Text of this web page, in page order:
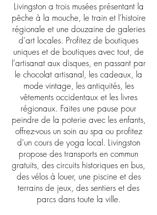
Livingston a trois musées présentant la
pêche à la mouche, le train et l'histoire
régionale et une douzaine de galeries
d'art locales. Profitez de boutiques
uniques et de boutiques avec tout, de
l'artisanat aux disques, en passant par
le chocolat artisanal, les cadeaux, la
mode vintage, les antiquités, les
vêtements occidentaux et les livres
régionaux. Faites une pause pour
peindre de la poterie avec les enfants,
offrez-vous un soin au spa ou profitez
d'un cours de yoga local. Livingston
propose des transports en commun
gratuits, des circuits historiques en bus,
des vélos à louer, une piscine et des
terrains de jeux, des sentiers et des
parcs dans toute la ville.